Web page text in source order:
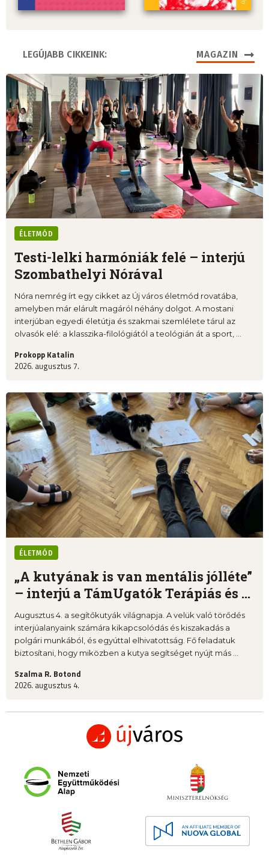
LEGÚJABB CIKKEINK: MAGAZIN
ÉLETMÓD
Testi-lelki harmóniák felé – interjú
Szombathelyi Nórával
Nóra nemrég írt egy cikket az Új város életmód rovatába,
amelyben már elárult magáról néhány dolgot. A mostani
interjúban egyedi életútja és szakmai szemlélete tárul az
olvasók elé: a klasszika-filológiától a teológián át a sport, ...
Prokopp Katalin
2026. augusztus 7.
ÉLETMÓD
„A kutyának is van mentális jólléte”
– interjú a TámUgatók Terápiás és ...
Augusztus 4. a segítőkutyák világnapja. A velük való törődés
interjúalanyaink számára kikapcsolódás és kiszakadás a
polgári munkából, és egyúttal elhivatottság. Fő feladatuk
biztosítani, hogy miközben a kutya segítséget nyújt más ...
Szalma R. Botond
2026. augusztus 4.